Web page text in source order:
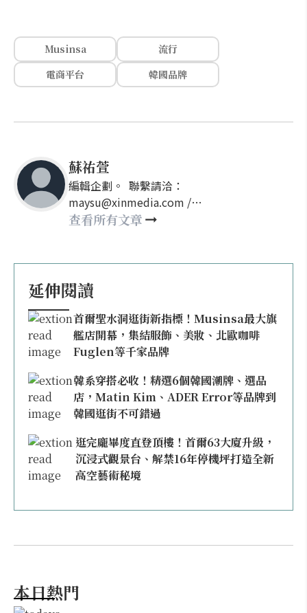
Musinsa
流行
電商平台
韓國品牌
蘇祐萱
編輯企劃。 聯繫請洽：
maysu@xinmedia.com /
may860527@gmail.com
查看所有文章
延伸閱讀
首爾聖水洞逛街新指標！Musinsa最大旗
艦店開幕，集結服飾、美妝、北歐咖啡
Fuglen等千家品牌
韓系穿搭必收！精選6個韓國潮牌、選品
店，Matin Kim、ADER Error等品牌到
韓國逛街不可錯過
逛完龐畢度直登頂樓！首爾63大廈升級，
沉浸式觀景台、解禁16年停機坪打造全新
高空藝術秘境
本日熱門